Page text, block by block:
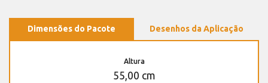
Dimensões do Pacote Desenhos da Aplicação
Altura
55,00 cm